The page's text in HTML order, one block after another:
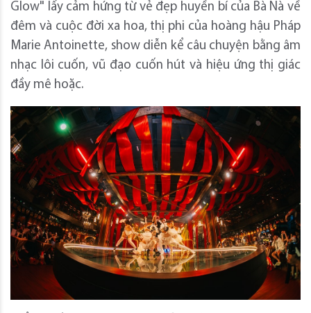
Glow" lấy cảm hứng từ vẻ đẹp huyền bí của Bà Nà về
đêm và cuộc đời xa hoa, thị phi của hoàng hậu Pháp
Marie Antoinette, show diễn kể câu chuyện bằng âm
nhạc lôi cuốn, vũ đạo cuốn hút và hiệu ứng thị giác
đầy mê hoặc.